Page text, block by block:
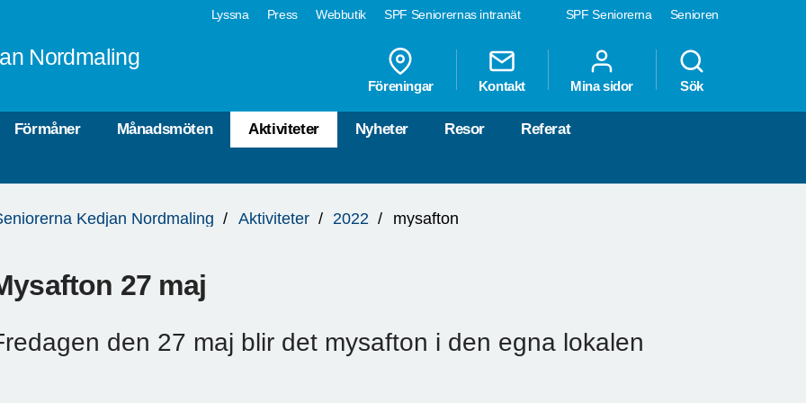
SPF Seniorerna Senioren
Lyssna Press Webbutik SPF Seniorernas intranät
Nordmaling
Föreningar Kontakt Mina sidor Sök
Förmåner Månadsmöten Aktiviteter Nyheter Resor Referat
Kedjan Nordmaling Aktiviteter 2022 mysafton
27 maj
den 27 maj blir det mysafton i den egna lokalen